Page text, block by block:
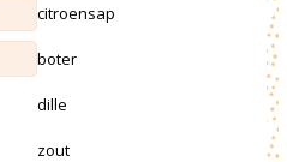
citroensap
boter
dille
zout